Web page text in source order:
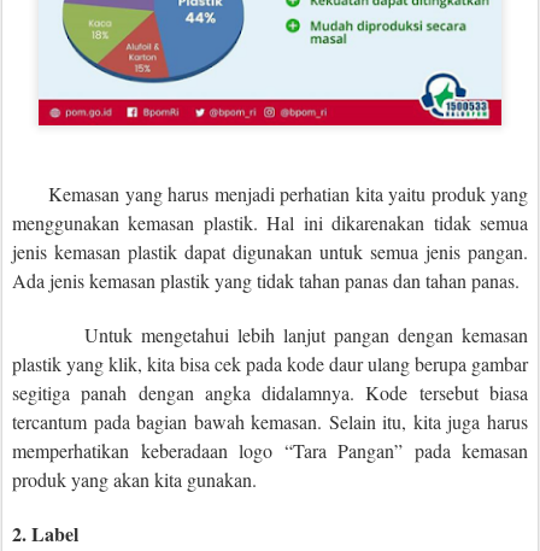
Kemasan yang harus menjadi perhatian kita yaitu produk yang
menggunakan kemasan plastik. Hal ini dikarenakan tidak semua
jenis kemasan plastik dapat digunakan untuk semua jenis pangan.
Ada jenis kemasan plastik yang tidak tahan panas dan tahan panas.
Untuk mengetahui lebih lanjut pangan dengan kemasan
plastik yang klik, kita bisa cek pada kode daur ulang berupa gambar
segitiga panah dengan angka didalamnya. Kode tersebut biasa
tercantum pada bagian bawah kemasan. Selain itu, kita juga harus
memperhatikan keberadaan logo “Tara Pangan” pada kemasan
produk yang akan kita gunakan.
2. Label